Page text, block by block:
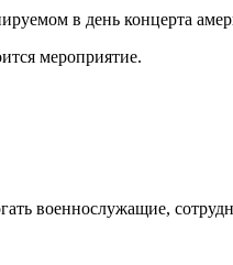
в день концерта
мероприятие.
военнослужащие,